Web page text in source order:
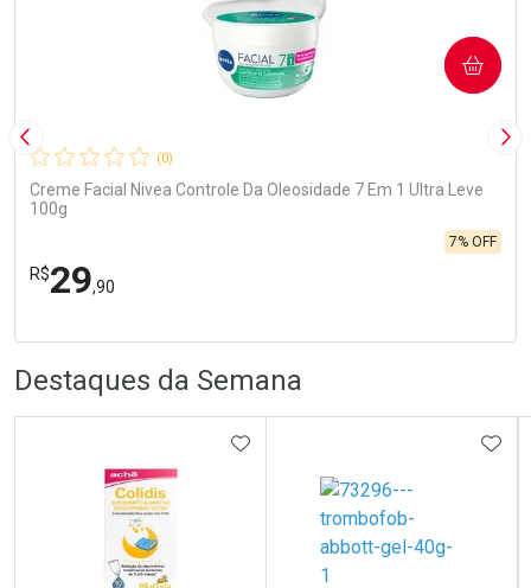
Imagem Anterior
(0)
Creme Facial Nivea Controle Da Oleosidade 7 Em 1 Ultra Leve
100g
R$29,90
7% OFF
COMPRAR
Laboratório
Ativar Desconto
Por Menos
Destaques da Semana
ADICIONAR AOS FAVORITOS